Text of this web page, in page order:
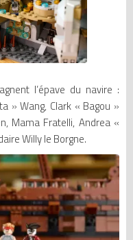
l’épave du navire :
» Wang, Clark « Bagou »
Mama Fratelli, Andrea «
Willy le Borgne.